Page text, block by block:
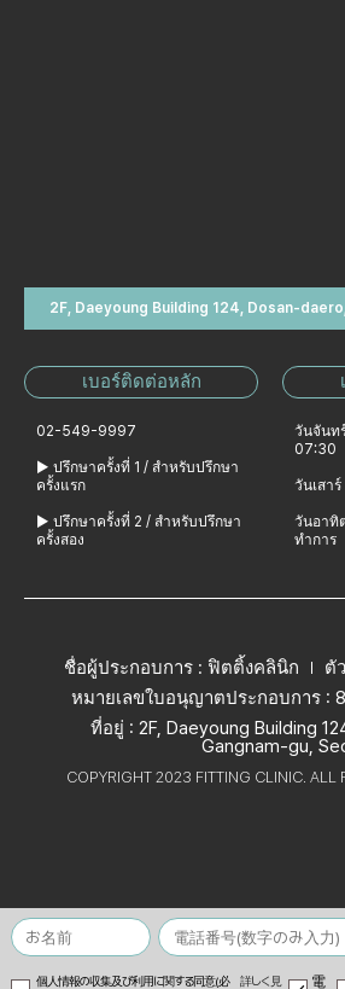
個人情報の収集及び利用に関する同意(必 詳しく見 電
2F, Daeyoung Building 124, Dosan-
เบอร์ติดต่อหลัก
02-549-9997
▶ ปรึกษาครั้งที่ 1 / สำหรับปรึกษา
ครั้งแรก
▶ ปรึกษาครั้งที่ 2 / สำหรับปรึกษา
ครั้งสอง
วันจันท
07:30
วันเสา
วันอาทิ
ทำการ
ชื่อผู้ประกอบการ : ฟิตติ้งคลินิก
ตั
หมายเลขใบอนุญาตประกอบการ :
ที่อยู่ : 2F, Daeyoung Building
Gangnam-gu,
COPYRIGHT 2023 FITTING CLINIC. ALL